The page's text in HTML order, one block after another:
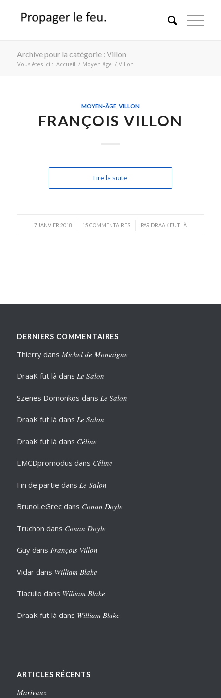
Archive pour la catégorie : Villon
Vous êtes ici : Accueil / Moyen-âge / Villon
MOYEN-ÂGE, VILLON
FRANÇOIS VILLON
Lire la suite
7 JANVIER 2018
/ 15 COMMENTAIRES
/ PAR DRAAK FUT LÀ
DERNIERS COMMENTAIRES
Thierrydans Michel de Montaigne
DraaK fut là dans Le Salon
Szenes Domonkos dans Le Salon
DraaK fut là dans Le Salon
DraaK fut là dans Céline
EMCDpromodus dans Céline
Fin de partie dans Le Salon
BrunoLeGrecdans Conan Doyle
Truchon dans Conan Doyle
Guydans François Villon
Vidardans William Blake
Tlacuilo dans William Blake
DraaK fut là dans William Blake
ARTICLES RÉCENTS
Marivaux